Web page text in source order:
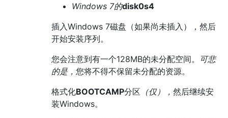
Windows 7的disk0s4
插入Windows 7磁盘（如果尚未插入），然后
开始安装序列。
您会注意到有一个128MB的未分配空间。
可悲
的是， 您将不得不保留未分配的资源。
格式化BOOTCAMP分区 （仅）， 然后继续安
装Windows。